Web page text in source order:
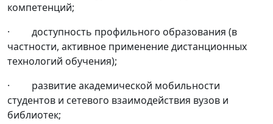
компетенций;
· доступность профильного образования (в
частности, активное применение дистанционных
технологий обучения);
· развитие академической мобильности
студентов и сетевого взаимодействия вузов и
библиотек;